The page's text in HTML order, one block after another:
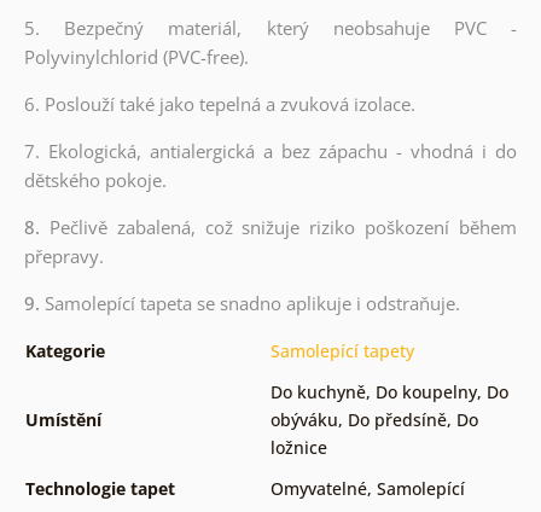
5. Bezpečný materiál, který neobsahuje PVC -
Polyvinylchlorid (PVC-free).
6. Poslouží také jako tepelná a zvuková izolace.
7. Ekologická, antialergická a bez zápachu - vhodná i do
dětského pokoje.
8. Pečlivě zabalená, což snižuje riziko poškození během
přepravy.
9. Samolepící tapeta se snadno aplikuje i odstraňuje.
Kategorie Samolepící tapety
Umístění
Do kuchyně, Do koupelny, Do
obýváku, Do předsíně, Do
ložnice
Technologie tapet
Omyvatelné, Samolepící